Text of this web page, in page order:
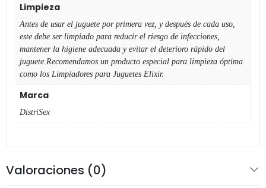
Limpieza
Antes de usar el juguete por primera vez, y después de cada uso,
este debe ser limpiado para reducir el riesgo de infecciones,
mantener la higiene adecuada y evitar el deterioro rápido del
juguete.Recomendamos un producto especial para limpieza óptima
como los Limpiadores para Juguetes Elixir.
Marca
DistriSex
Valoraciones (0)